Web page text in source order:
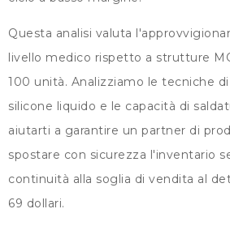
Questa analisi valuta
livello medico rispetto a strutture
100 unità. Analizziamo le tecniche
silicone liquido e le capacità di
aiutarti a garantire un partner di
spostare con sicurezza l'inventario
continuità alla soglia di vendita al
69 dollari.